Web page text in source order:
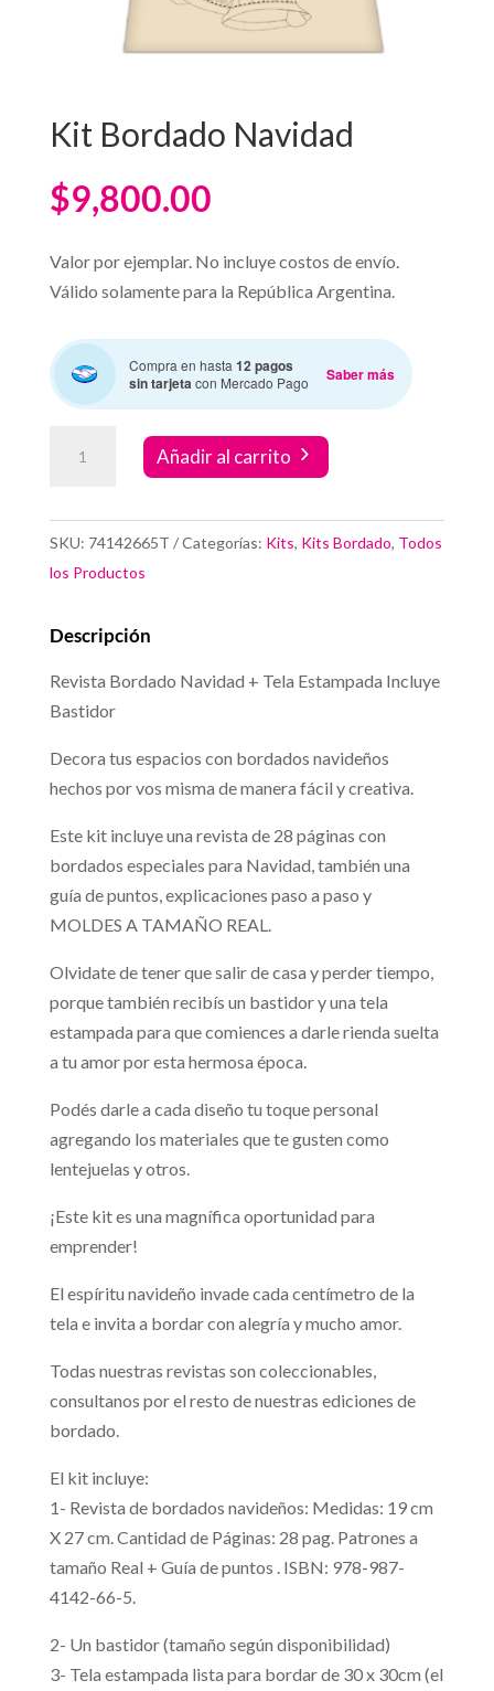
Kit Bordado Navidad
$9,800.00
Valor por ejemplar. No incluye costos de envío.
Válido solamente para la República Argentina.
Compra en hasta12 pagos
sin tarjetacon Mercado Pago Saber más
Añadir al carrito
SKU: 74142665T Categorías: Kits, Kits Bordado, Todos
los Productos
Descripción
Revista Bordado Navidad + Tela Estampada Incluye
Bastidor
Decora tus espacios con bordados navideños
hechos por vos misma de manera fácil y creativa.
Este kit incluye una revista de 28 páginas con
bordados especiales para Navidad, también una
guía de puntos, explicaciones paso a paso y
MOLDES A TAMAÑO REAL.
Olvidate de tener que salir de casa y perder tiempo,
porque también recibís un bastidor y una tela
estampada para que comiences a darle rienda suelta
a tu amor por esta hermosa época.
Podés darle a cada diseño tu toque personal
agregando los materiales que te gusten como
lentejuelas y otros.
¡Este kit es una magnífica oportunidad para
emprender!
El espíritu navideño invade cada centímetro de la
tela e invita a bordar con alegría y mucho amor.
Todas nuestras revistas son coleccionables,
consultanos por el resto de nuestras ediciones de
bordado.
El kit incluye:
1- Revista de bordados navideños: Medidas: 19 cm
X 27 cm. Cantidad de Páginas: 28 pag. Patrones a
tamaño Real + Guía de puntos . ISBN: 978-987-
4142-66-5.
2- Un bastidor (tamaño según disponibilidad)
3- Tela estampada lista para bordar de 30 x 30cm (el